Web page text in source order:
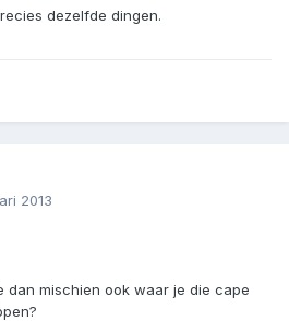
dezelfde dingen.
2013
dan mischien ook waar je die cape